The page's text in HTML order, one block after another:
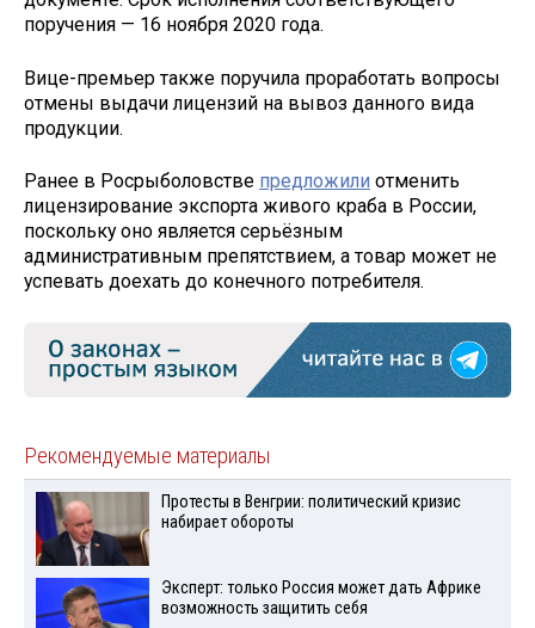
поручения — 16 ноября 2020 года.
Вице-премьер также поручила проработать вопросы
отмены выдачи лицензий на вывоз данного вида
продукции.
Ранее в Росрыболовстве предложили отменить
лицензирование экспорта живого краба в России,
поскольку оно является серьёзным
административным препятствием, а товар может не
успевать доехать до конечного потребителя.
Рекомендуемые материалы
Протесты в Венгрии: политический кризис
набирает обороты
Эксперт: только Россия может дать Африке
возможность защитить себя